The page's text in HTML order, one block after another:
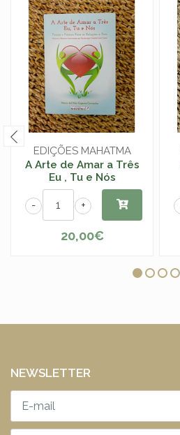
EDIÇÕES MAHATMA
A Arte de Amar a Três
Eu , Tu e Nós
+
-
20,00€
NEWSLETTER